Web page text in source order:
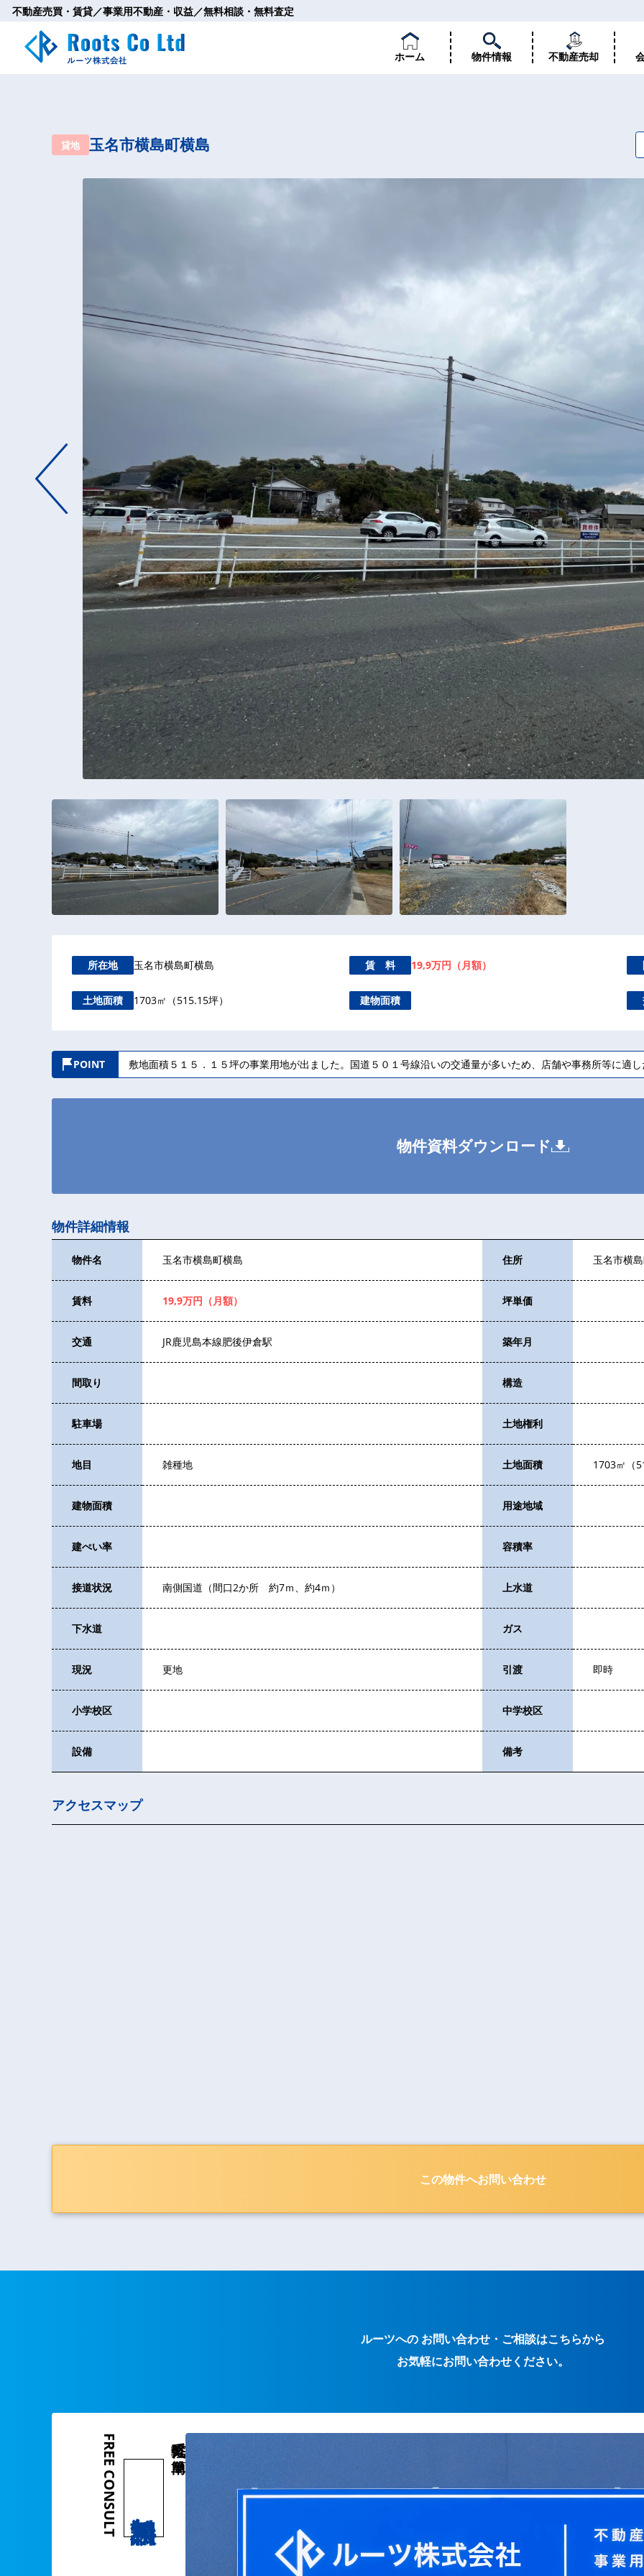
不動産売買・賃貸／事業用不動産・収益／無料相談・無料査定
ホーム 物件情報 不動産売却
貸地 玉名市横島町横島
所在地 玉名市横島町横島 賃 料 19,9万円（月額）
土地面積 1703㎡（515.15坪） 建物面積
POINT 敷地面積５１５．１５坪の事業用地が出ました。国道５０１号線沿いの交通量が多いため、店舗や事務所等に適
物件資料ダウンロード
物件詳細情報
物件名 玉名市横島町横島 住所 玉名市横
賃料 19,9万円（月額） 坪単価
交通 JR鹿児島本線肥後伊倉駅 築年月
間取り 構造
駐車場 土地権利
地目 雑種地 土地面積 1703㎡（
建物面積 用途地域
建ぺい率 容積率
接道状況 南側国道（間口2か所 約7ｍ、約4ｍ） 上水道
下水道 ガス
現況 更地 引渡 即時
小学校区 中学校区
設備 備考
アクセスマップ
この物件へお問い合わせ
ルーツへの お問い合わせ・ご相談はこちらから
お気軽にお問い合わせください。
気軽で簡単
FREE CONSULT